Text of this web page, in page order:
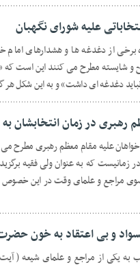
علیه شورای نگهبان
برخی از دغدغه ها و هشدارهای
و شایسته مطرح می کنند این است که
دغدغه ای داشت» و به این شکل هر
رهبری در زمان انتخابشان
علیه مقام معظم رهبری مطرح
زمانیست که به عنوان ولی فقیه
سوی مراجع و علمای وقت در این
و بی اعتقاد به خون
به یکی از مراجع و علمای شیعه (